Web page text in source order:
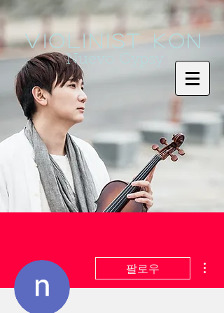
Violinist KoN
Nuevo Gypsy
팔로우